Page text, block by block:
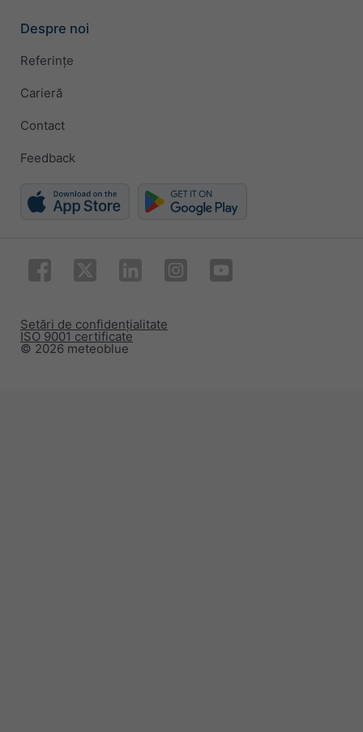
Despre noi
Referințe
Carieră
Contact
Feedback
© 2026 meteoblue
ISO 9001 certificate
Setări de confidențialitate